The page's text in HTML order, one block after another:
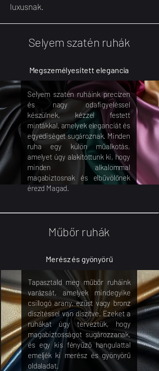
luxusnak.
Selyem szatén ruhák
Megszemélyesített elegancia
Selyem szatén ruháink precízen
és nagy odafigyeléssel
készülnek, kézzel festett
mintákkal, amelyek eleganciát és
egyediséget sugároznak. Minden
ruha egy külön műalkotás,
amelyet úgy alakítottunk ki, hogy
minden alkalommal
magabiztosnak és elbűvölőnek
érezd Magad.
Műbőr ruhák
Merész és gyönyörű
Tapasztald meg műbőr ruháink
varázsát, amelyek mindegyike
csillogó arany, ezüst vagy bronz
díszítéssel van díszítve. Ezeket a
ruhákat úgy terveztük, hogy
magabiztosságot sugározzanak,
és egy kis fényűző hangulattal
emeljék ki merész és gyönyörű
oldaladat.